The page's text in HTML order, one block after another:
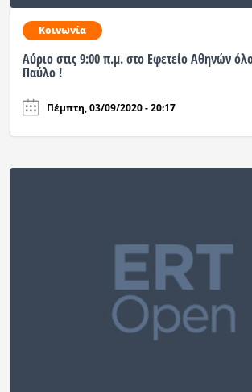
Κοινωνία
Αύριο στις 9:00 π.μ. στο Εφετείο Αθηνών
Παύλο !
Πέμπτη, 03/09/2020 - 20:17